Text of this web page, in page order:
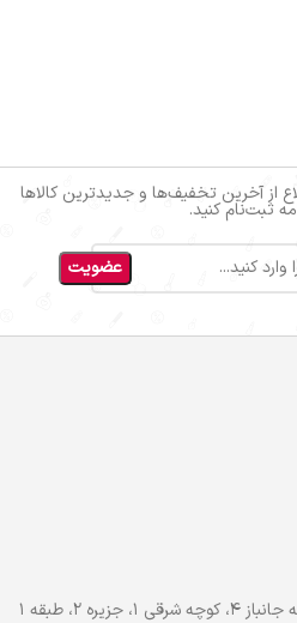
از آخرین تخفیف‌ها و جدیدترین کالاها
ثبت‌نام کنید.
2، طبقه 1